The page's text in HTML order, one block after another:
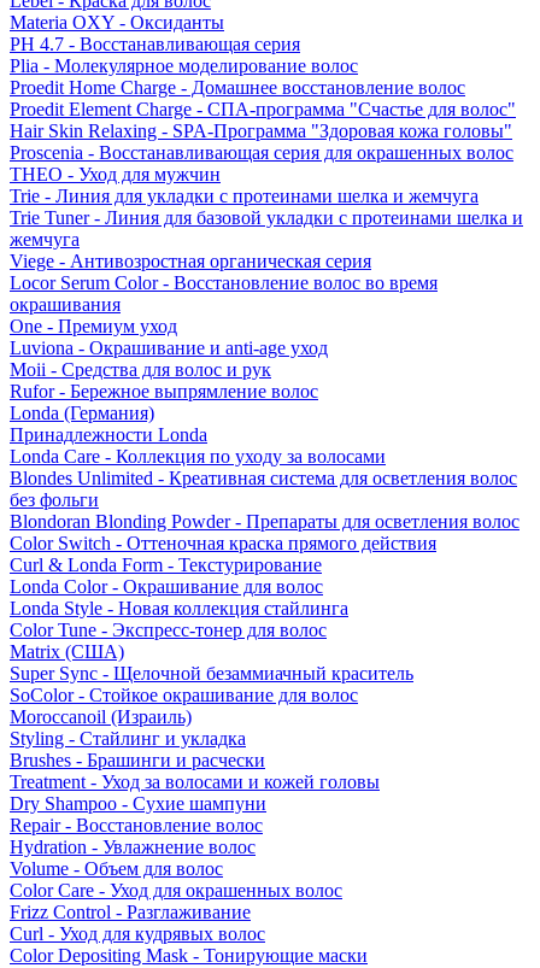
Materia OXY - Оксиданты
PH 4.7 - Восстанавливающая серия
Plia - Молекулярное моделирование волос
Proedit Home Charge - Домашнее восстановление волос
Proedit Element Charge - СПА-программа "Счастье для волос"
Hair Skin Relaxing - SPA-Программа "Здоровая кожа головы"
Proscenia - Восстанавливающая серия для окрашенных волос
THEO - Уход для мужчин
Trie - Линия для укладки с протеинами шелка и жемчуга
Trie Tuner - Линия для базовой укладки с протеинами шелка и
жемчуга
Viege - Антивозростная органическая серия
Locor Serum Color - Восстановление волос во время
окрашивания
One - Премиум уход
Luviona - Окрашивание и anti-age уход
Moii - Средства для волос и рук
Rufor - Бережное выпрямление волос
Londa (Германия)
Принадлежности Londa
Londa Care - Коллекция по уходу за волосами
Blondes Unlimited - Креативная система для осветления волос
без фольги
Blondoran Blonding Powder - Препараты для осветления волос
Color Switch - Оттеночная краска прямого действия
Curl & Londa Form - Текстурирование
Londa Color - Окрашивание для волос
Londa Style - Новая коллекция стайлинга
Color Tune - Экспресс-тонер для волос
Matrix (США)
Super Sync - Щелочной безаммиачный краситель
SoColor - Стойкое окрашивание для волос
Moroccanoil (Израиль)
Styling - Стайлинг и укладка
Brushes - Брашинги и расчески
Treatment - Уход за волосами и кожей головы
Dry Shampoo - Сухие шампуни
Repair - Восстановление волос
Hydration - Увлажнение волос
Volume - Объем для волос
Color Care - Уход для окрашенных волос
Frizz Control - Разглаживание
Curl - Уход для кудрявых волос
Color Depositing Mask - Тонирующие маски